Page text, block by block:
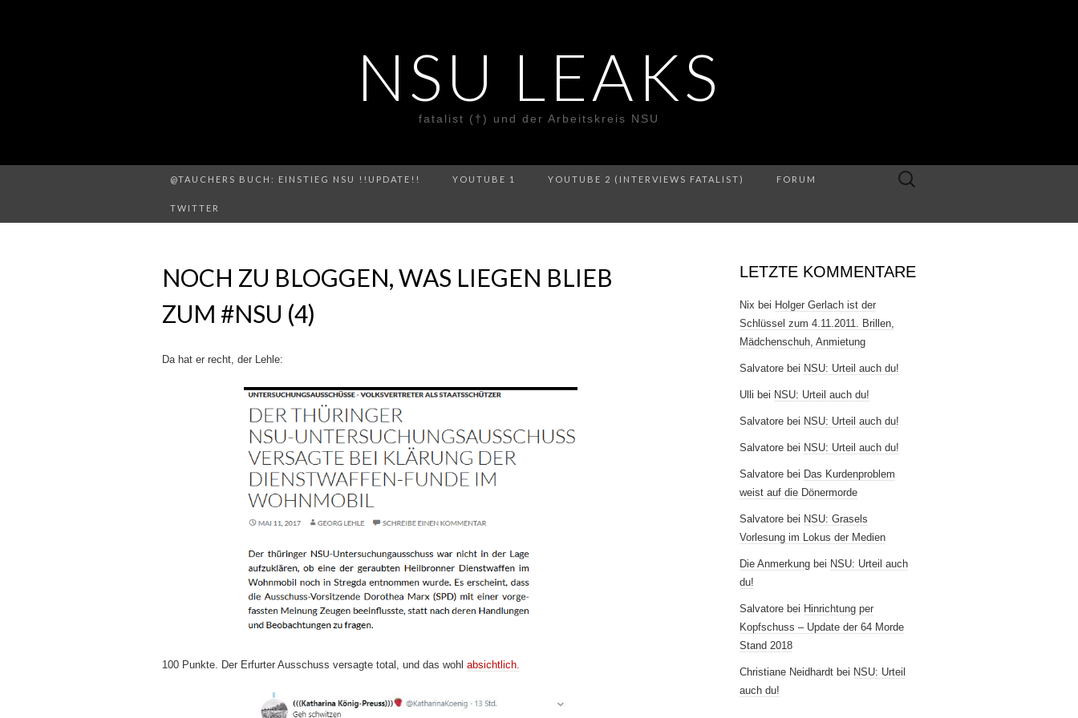
NSU LEAKS
fatalist (†) und der Arbeitskreis NSU
@TAUCHERS BUCH: EINSTIEG NSU !!UPDATE!! YOUTUBE 1 YOUTUBE 2 (INTERVIEWS FATALIST) FORUM
TWITTER
Suche
NOCH ZU BLOGGEN, WAS LIEGEN BLIEB
ZUM #NSU (4)
Da hat er recht, der Lehle:
100 Punkte. Der Erfurter Ausschuss versagte total, und das wohl absichtlich.
LETZTE KOMMENTARE
Nix bei Holger Gerlach ist der
Schlüssel zum 4.11.2011. Brillen,
Mädchenschuh, Anmietung
Salvatore bei NSU: Urteil auch du!
Ulli bei NSU: Urteil auch du!
Salvatore bei NSU: Urteil auch du!
Salvatore bei NSU: Urteil auch du!
Salvatore bei Das Kurdenproblem
weist auf die Dönermorde
Salvatore bei NSU: Grasels
Vorlesung im Lokus der Medien
Die Anmerkung bei NSU: Urteil auch
du!
Salvatore bei Hinrichtung per
Kopfschuss – Update der 64 Morde
Stand 2018
Christiane Neidhardt bei NSU: Urteil
auch du!